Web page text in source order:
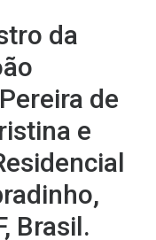
da
de
e
Brasil.